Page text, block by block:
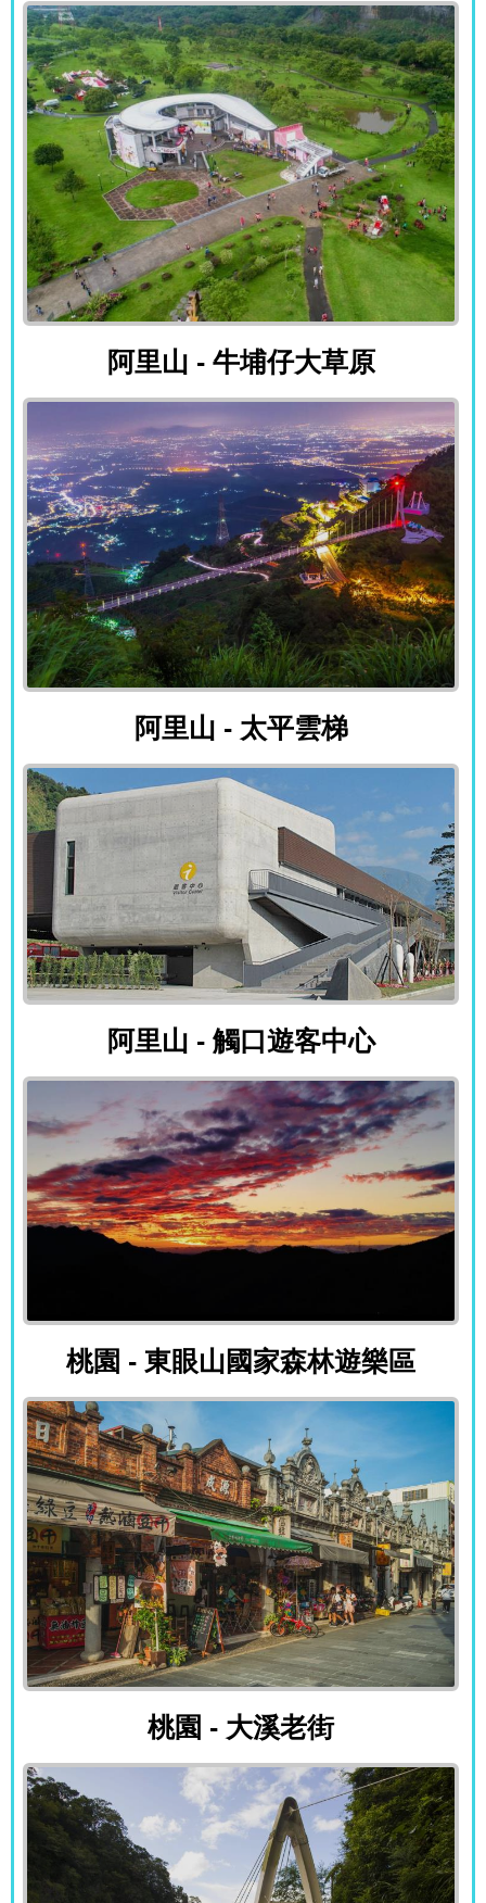
阿里山 - 牛埔仔大草原
阿里山 - 牛埔仔大草原
阿里山 - 太平雲梯
阿里山 - 太平雲梯
阿里山 - 觸口遊客中心
阿里山 - 觸口遊客中心
桃園 - 東眼山國家森林遊樂區
桃園 - 東眼山國家森林遊樂區
桃園 - 大溪老街
桃園 - 大溪老街